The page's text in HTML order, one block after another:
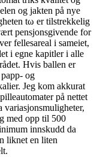
og jakten på nye
tω er tilstrekkelig
pensjonsgivende for
fellesareal i sameiet,
i egne kapitler i alle
Hvis ballen er
og
Jeg kom akkurat
på nettet
variasjonsmuligheter,
med opp til 500
innskudd da
liknet en liten